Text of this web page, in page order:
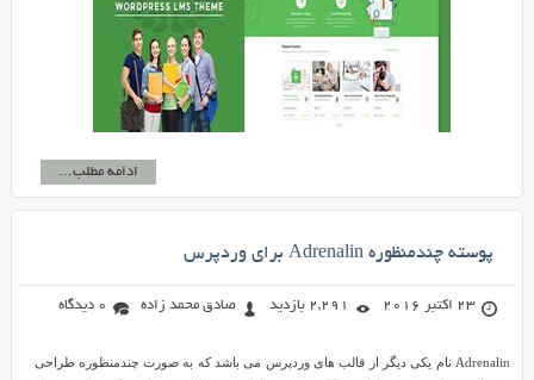
ادامه مطلب...
پوسته چندمنظوره Adrenalin برای وردپرس
23 اکتبر 2016 2,291 بازدید صادق محمد زاده 0 دیدگاه
Adrenalin نام یکی دیگر از قالب های وردپرس می باشد که به صورت چندمنظوره طراحی